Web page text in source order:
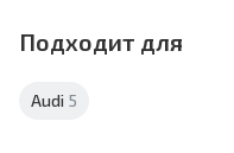
Подходит для
Audi 5